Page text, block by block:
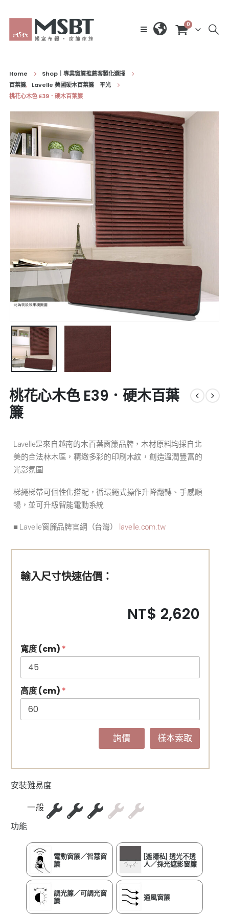
0
Home
Shop｜專業窗簾推薦客製化選擇
百葉簾, Lavelle 美國硬木百葉簾 平光
桃花心木色 E39．硬木百葉簾
桃花心木色 E39．硬木百葉
簾
Lavelle是來自越南的木百葉窗簾品牌，木材原料均採自北
美的合法林木區，精緻多彩的印刷木紋，創造溫潤豐富的
光影氛圍
梯繩梯帶可個性化搭配，循環繩式操作升降翻轉、手感順
暢，並可升級智能電動系統
■ Lavelle窗簾品牌官網（台灣） lavelle.com.tw
輸入尺寸快速估價：
NT$ 2,620
寬度 (cm) *
高度 (cm) *
詢價 樣本索取
安裝難易度
一般
功能
電動窗簾／智慧窗
簾
[遮隱私] 透光不透
人／採光遮影窗簾
調光簾／可調光窗
簾
通風窗簾